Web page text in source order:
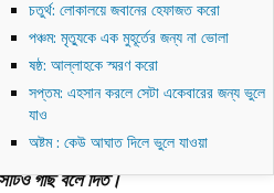
এমনকি কোন গাছের ফলের কোন ঔষুধি
গাছ বলে দিত।
চতুর্থ: লোকালয়ে জবানের হেফাজত করো
পঞ্চম: মৃত্যুকে এক মুহূর্তের জন্য না ভোলা
ষষ্ঠ: আল্লাহকে স্মরণ করো
সপ্তম: এহসান করলে সেটা একেবারের জন্য ভুলে
যাও
অষ্টম : কেউ আঘাত দিলে ভুলে যাওয়া